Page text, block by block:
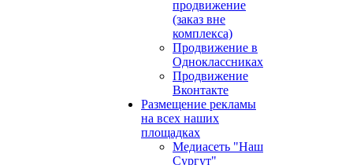
продвижение
(заказ вне
комплекса)
Продвижение в
Одноклассниках
Продвижение
Вконтакте
Размещение рекламы
на всех наших
площадках
Медиасеть "Наш
Сургут"